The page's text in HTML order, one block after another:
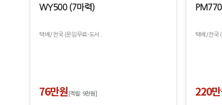
WY500 (7마력)
택배/전국 (운임무료-도서..
76만원 [적립: 9천원]
택배/전국
220